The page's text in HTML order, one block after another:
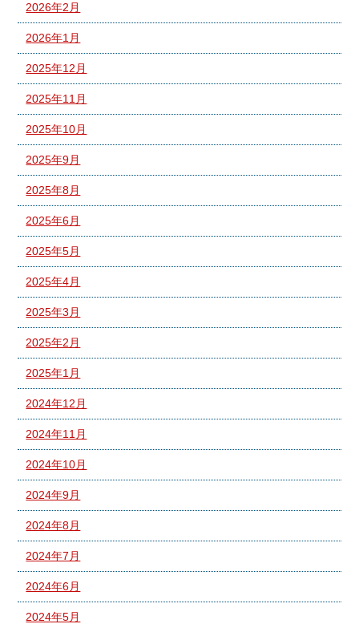
2026年2月
2026年1月
2025年12月
2025年11月
2025年10月
2025年9月
2025年8月
2025年6月
2025年5月
2025年4月
2025年3月
2025年2月
2025年1月
2024年12月
2024年11月
2024年10月
2024年9月
2024年8月
2024年7月
2024年6月
2024年5月